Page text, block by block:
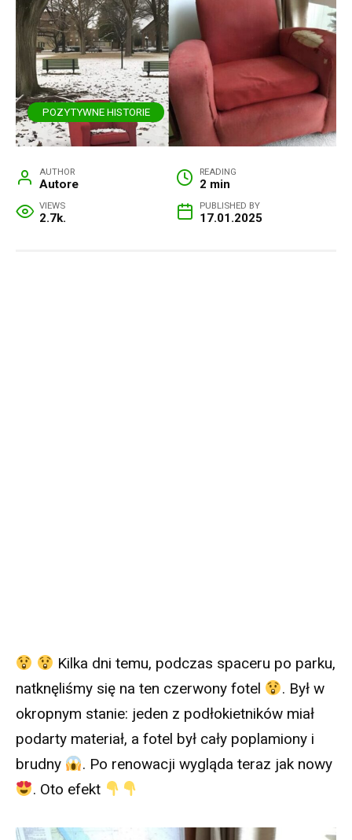
POZYTYWNE HISTORIE
AUTHOR
Autore
READING
2 min
VIEWS
2.7k.
PUBLISHED BY
17.01.2025
Kilka dni temu, podczas spaceru po parku,
natknęliśmy się na ten czerwony fotel
. Był w
okropnym stanie: jeden z podłokietników miał
podarty materiał, a fotel był cały poplamiony i
brudny
. Po renowacji wygląda teraz jak nowy
. Oto efekt